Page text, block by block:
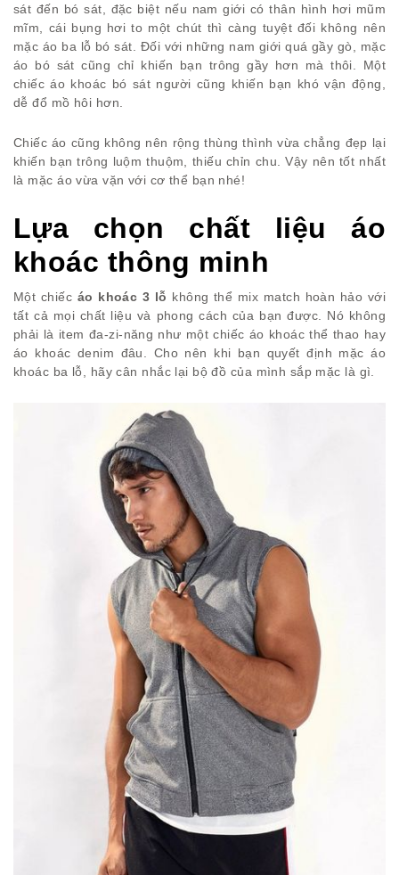
sát đến bó sát, đặc biệt nếu nam giới có thân hình hơi mũm
mĩm, cái bụng hơi to một chút thì càng tuyệt đối không nên
mặc áo ba lỗ bó sát. Đối với những nam giới quá gầy gò, mặc
áo bó sát cũng chỉ khiến bạn trông gầy hơn mà thôi. Một
chiếc áo khoác bó sát người cũng khiến bạn khó vận động,
dễ đổ mồ hôi hơn.
Chiếc áo cũng không nên rộng thùng thình vừa chẳng đẹp lại
khiến bạn trông luộm thuộm, thiếu chỉn chu. Vậy nên tốt nhất
là mặc áo vừa vặn với cơ thể bạn nhé!
Lựa chọn chất liệu áo
khoác thông minh
Một chiếc áo khoác 3 lỗ không thể mix match hoàn hảo với
tất cả mọi chất liệu và phong cách của bạn được. Nó không
phải là item đa-zi-năng như một chiếc áo khoác thể thao hay
áo khoác denim đâu. Cho nên khi bạn quyết định mặc áo
khoác ba lỗ, hãy cân nhắc lại bộ đồ của mình sắp mặc là gì.